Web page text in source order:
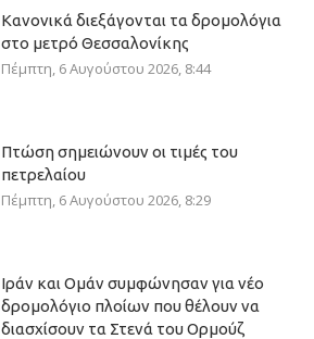
Κανονικά διεξάγονται τα δρομολόγια
στο μετρό Θεσσαλονίκης
Πέμπτη, 6 Αυγούστου 2026, 8:44
Πτώση σημειώνουν οι τιμές του
πετρελαίου
Πέμπτη, 6 Αυγούστου 2026, 8:29
Ιράν και Ομάν συμφώνησαν για νέο
δρομολόγιο πλοίων που θέλουν να
διασχίσουν τα Στενά του Ορμούζ